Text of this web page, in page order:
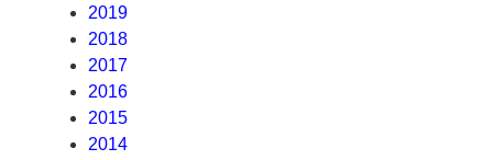
2019
2018
2017
2016
2015
2014